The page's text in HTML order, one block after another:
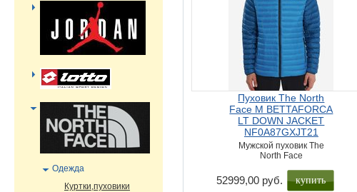
Пуховик The North
Face M BETTAFORCA
LT DOWN JACKET
NF0A87GXJT21
Мужской пуховик The
North Face
52999,00 руб. купить
Одежда
Куртки,пуховики